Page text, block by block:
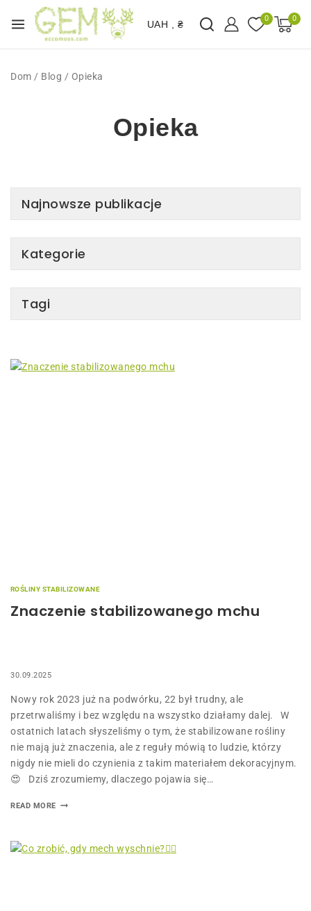
UAH , ₴
0 0
Dom / Blog / Opieka
Opieka
ROŚLINY STABILIZOWANE
Znaczenie stabilizowanego mchu
30.09.2025
Nowy rok 2023 już na podwórku, 22 był trudny, ale
przetrwaliśmy i bez względu na wszystko działamy dalej. W
ostatnich latach słyszeliśmy o tym, że stabilizowane rośliny
nie mają już znaczenia, ale z reguły mówią to ludzie, którzy
nigdy nie mieli do czynienia z takim materiałem dekoracyjnym.
😍 Dziś zrozumiemy, dlaczego pojawia się…
READ MORE
Najnowsze publikacje
Kategorie
Tagi